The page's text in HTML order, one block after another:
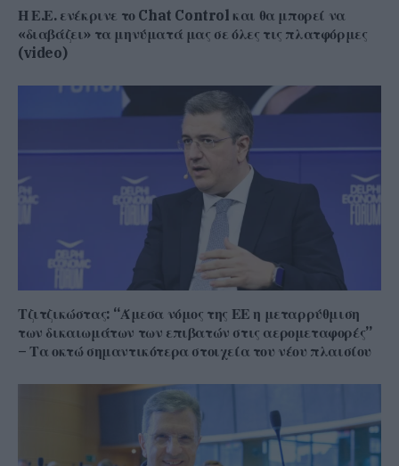
Η Ε.Ε. ενέκρινε το Chat Control και θα μπορεί να
«διαβάζει» τα μηνύματά μας σε όλες τις πλατφόρμες
(video)
Τζιτζικώστας: “Άμεσα νόμος της ΕΕ η μεταρρύθμιση
των δικαιωμάτων των επιβατών στις αερομεταφορές”
– Τα οκτώ σημαντικότερα στοιχεία του νέου πλαισίου